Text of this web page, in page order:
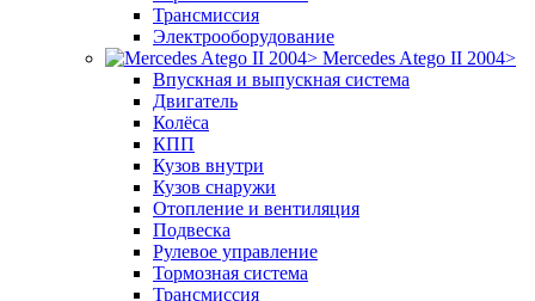
Трансмиссия
Электрооборудование
Mercedes Atego II 2004>
Впускная и выпускная система
Двигатель
Колёса
КПП
Кузов внутри
Кузов снаружи
Отопление и вентиляция
Подвеска
Рулевое управление
Тормозная система
Трансмиссия